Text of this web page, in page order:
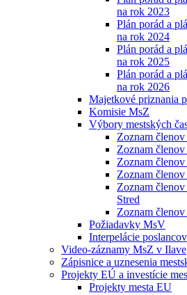
na rok 2023
Plán porád a
na rok 2024
Plán porád a
na rok 2025
Plán porád a
na rok 2026
Majetkové priznania
Komisie MsZ
Výbory mestských
Zoznam
Zoznam
Zoznam
Zoznam
Zoznam
Stred
Zoznam
Požiadavky MsV
Interpelácie poslancov
Video-záznamy MsZ v Ilave
Zápisnice a uznesenia
Projekty EÚ a investície
Projekty mesta EU